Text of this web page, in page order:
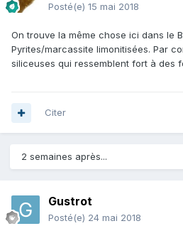
Posté(e) 15 mai 2018
On trouve la même chose ici dans le
Pyrites/marcassite limonitisées. Par
siliceuses qui ressemblent fort à des
Citer
2 semaines après...
Gustrot
Posté(e) 24 mai 2018